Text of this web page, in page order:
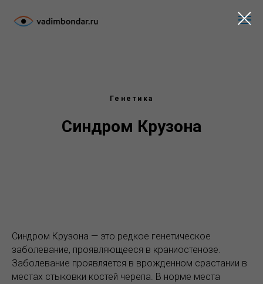
Генетика
Синдром Крузона
Синдром Крузона — это редкое генетическое
заболевание, проявляющееся в краниостенозе.
Заболевание проявляется в врожденном срастании в
местах стыковки костей черепа. В норме места